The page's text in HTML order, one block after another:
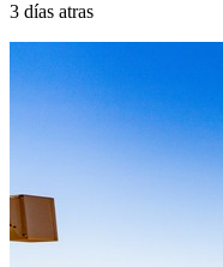
3 días atras